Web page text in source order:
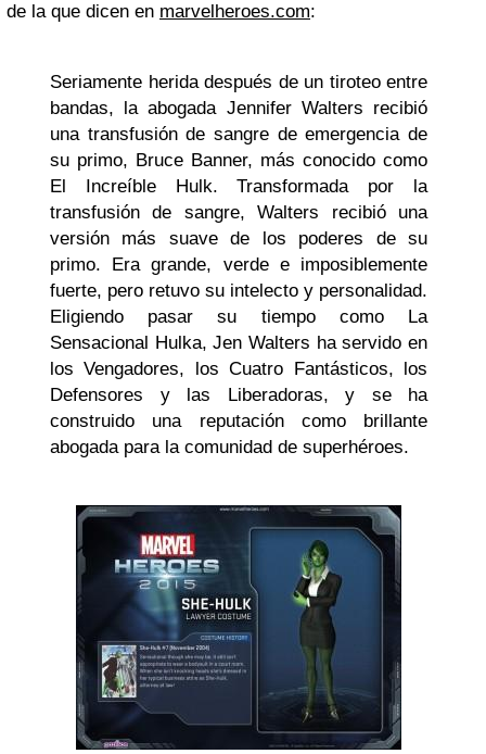
de la que dicen en marvelheroes.com:
Seriamente herida después de un tiroteo entre
bandas, la abogada Jennifer Walters recibió
una transfusión de sangre de emergencia de
su primo, Bruce Banner, más conocido como
El Increíble Hulk. Transformada por la
transfusión de sangre, Walters recibió una
versión más suave de los poderes de su
primo. Era grande, verde e imposiblemente
fuerte, pero retuvo su intelecto y personalidad.
Eligiendo pasar su tiempo como La
Sensacional Hulka, Jen Walters ha servido en
los Vengadores, los Cuatro Fantásticos, los
Defensores y las Liberadoras, y se ha
construido una reputación como brillante
abogada para la comunidad de superhéroes.